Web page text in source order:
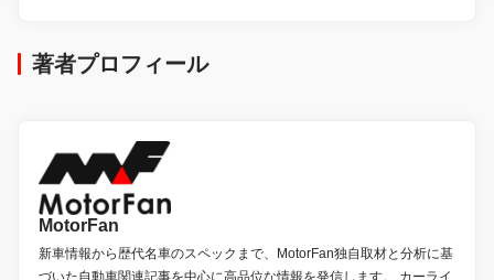
著者プロフィール
MotorFan
新車情報から歴代名車のスペックまで、MotorFan独自取材と分析に基
づいた自動車関連記事を中心に高品位な情報を発信します。 カーライ